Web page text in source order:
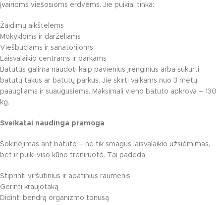
įvairioms viešosioms erdvėms. Jie puikiai tinka:
Žaidimų aikštelėms
Mokykloms ir darželiams
Viešbučiams ir sanatorijoms
Laisvalaikio centrams ir parkams
Batutus galima naudoti kaip pavienius įrenginius arba sukurti
batutų takus ar batutų parkus. Jie skirti vaikams nuo 3 metų,
paaugliams ir suaugusiems. Maksimali vieno batuto apkrova – 130
kg.
Sveikatai naudinga pramoga
Šokinėjimas ant batuto – ne tik smagus laisvalaikio užsiėmimas,
bet ir puiki viso kūno treniruotė. Tai padeda:
Stiprinti viršutinius ir apatinius raumenis
Gerinti kraujotaką
Didinti bendrą organizmo tonusą